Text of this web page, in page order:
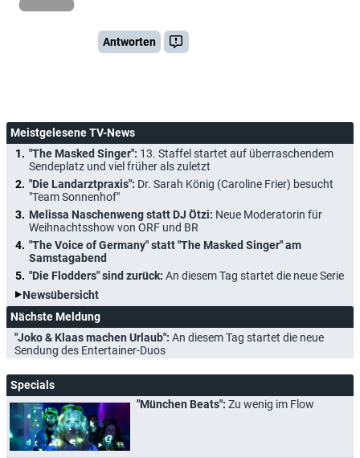
Antworten
Meistgelesene TV-News
"The Masked Singer": 13. Staffel startet auf überraschendem
Sendeplatz und viel früher als zuletzt
"Die Landarztpraxis": Dr. Sarah König (Caroline Frier) besucht
"Team Sonnenhof"
Melissa Naschenweng statt DJ Ötzi: Neue Moderatorin für
Weihnachtsshow von ORF und BR
"The Voice of Germany" statt "The Masked Singer" am
Samstagabend
"Die Flodders" sind zurück: An diesem Tag startet die neue Serie
Newsübersicht
Nächste Meldung
"Joko & Klaas machen Urlaub": An diesem Tag startet die neue
Sendung des Entertainer-Duos
Specials
"München Beats": Zu wenig im Flow